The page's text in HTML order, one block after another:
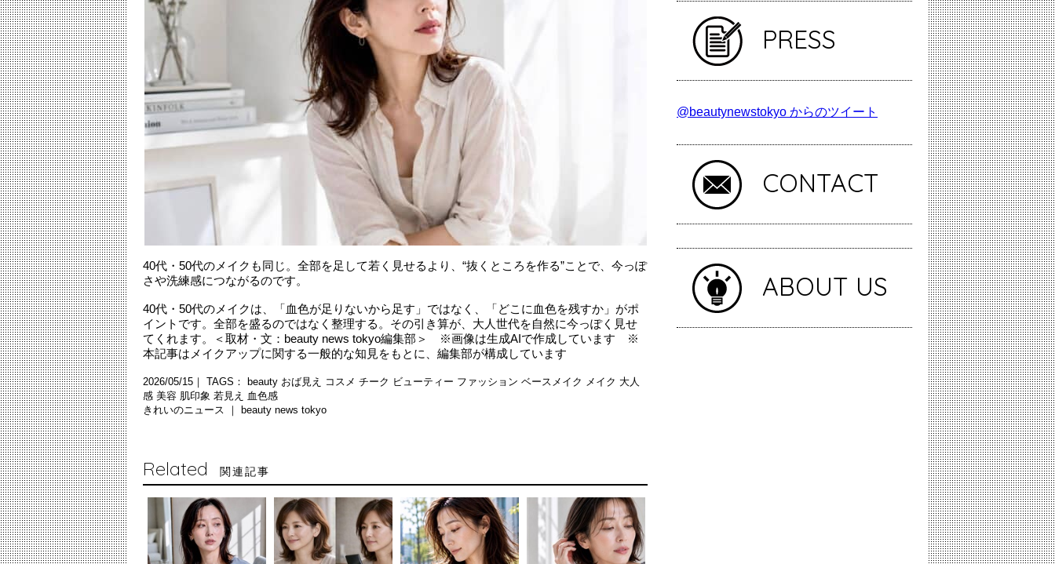
40代・50代のメイクも同じ。全部を足して若く見せるより、“抜くところを作る”ことで、今っぽ
さや洗練感につながるのです。
40代・50代のメイクは、「血色が足りないから足す」ではなく、「どこに血色を残すか」がポ
イントです。全部を盛るのではなく整理する。その引き算が、大人世代を自然に今っぽく見せ
てくれます。＜取材・文：beauty news tokyo編集部＞ ※画像は生成AIで作成しています ※
本記事はメイクアップに関する一般的な知見をもとに、編集部が構成しています
2026/05/15｜ TAGS： beauty おば見え コスメ チーク ビューティー ファッション ベースメイク メイク 大人
感 美容 肌印象 若見え 血色感
きれいのニュース ｜ beauty news tokyo
Related 関連記事
PRESS
@beautynewstokyo からのツイート
CONTACT
ABOUT US